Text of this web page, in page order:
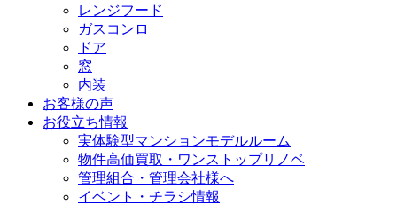
レンジフード
ガスコンロ
ドア
窓
内装
お客様の声
お役立ち情報
実体験型マンションモデルルーム
物件高価買取・ワンストップリノベ
管理組合・管理会社様へ
イベント・チラシ情報